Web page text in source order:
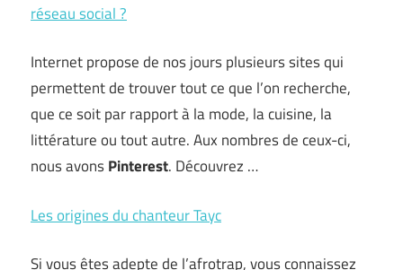
réseau social ?
Internet propose de nos jours plusieurs sites qui
permettent de trouver tout ce que l’on recherche,
que ce soit par rapport à la mode, la cuisine, la
littérature ou tout autre. Aux nombres de ceux-ci,
nous avonsPinterest. Découvrez …
Les origines du chanteur Tayc
Si vous êtes adepte de l’afrotrap, vous connaissez